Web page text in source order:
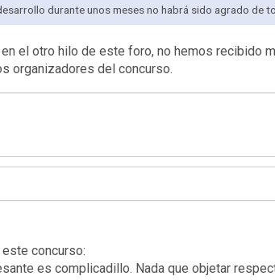
durante unos meses no habrá sido agrado de
el otro hilo de este foro, no hemos recibido
organizadores del concurso.
concurso:
es complicadillo. Nada que objetar